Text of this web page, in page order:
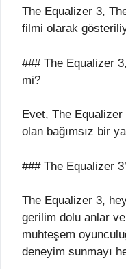
The Equalizer 3,
filmi olarak
### The Equalizer
mi?
Evet, The
olan bağımsız bir
### The Equalizer
The Equalizer 3,
gerilim dolu anlar ve
muhteşem
deneyim sunmayı